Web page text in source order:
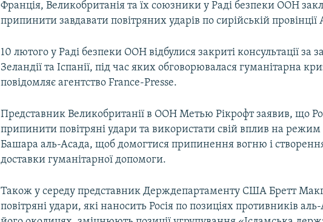
Франція, Великобританія та їх союзники у Раді безпеки ООН
припинити завдавати повітряних ударів по сирійській провінції
10 лютого у Раді безпеки ООН відбулися закриті консультації за
Зеландії та Іспанії, під час яких обговорювалася гуманітарна
повідомляє агентство France-Presse.
Представник Великобританії в ООН Метью Рікрофт заявив, що
припинити повітряні удари та використати свій вплив на режим
Башара аль-Асада, щоб домогтися припинення вогню і
доставки гуманітарної допомоги.
Також у середу представник Держдепартаменту США Бретт
повітряні удари, які наносить Росія по позиціях противників